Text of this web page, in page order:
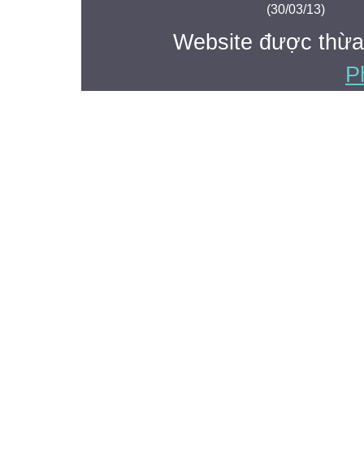
(30/03/13)
Website được